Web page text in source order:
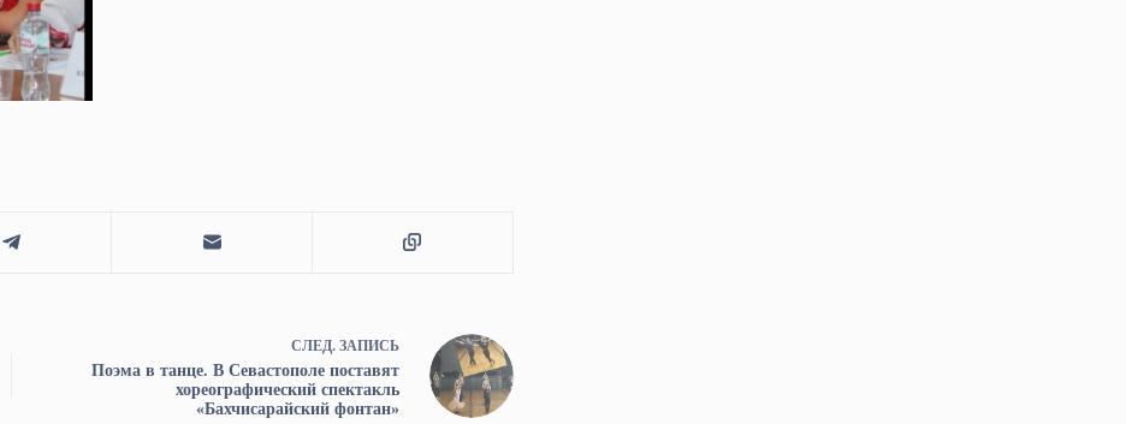
СЛЕД. ЗАПИСЬ
Поэма в танце. В Севастополе поставят
хореографический спектакль
«Бахчисарайский фонтан»